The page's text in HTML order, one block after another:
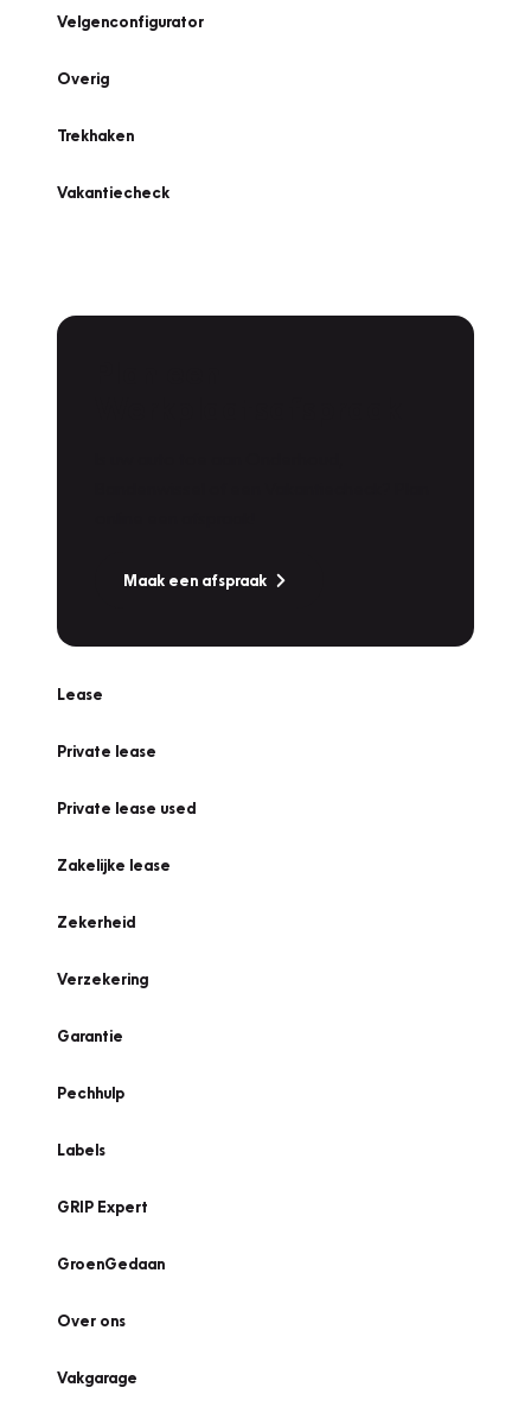
Velgenconfigurator
Overig
Trekhaken
Vakantiecheck
Maak een afspraak
Lease
Private lease
Private lease used
Zakelijke lease
Zekerheid
Verzekering
Garantie
Pechhulp
Labels
GRIP Expert
GroenGedaan
Over ons
Vakgarage